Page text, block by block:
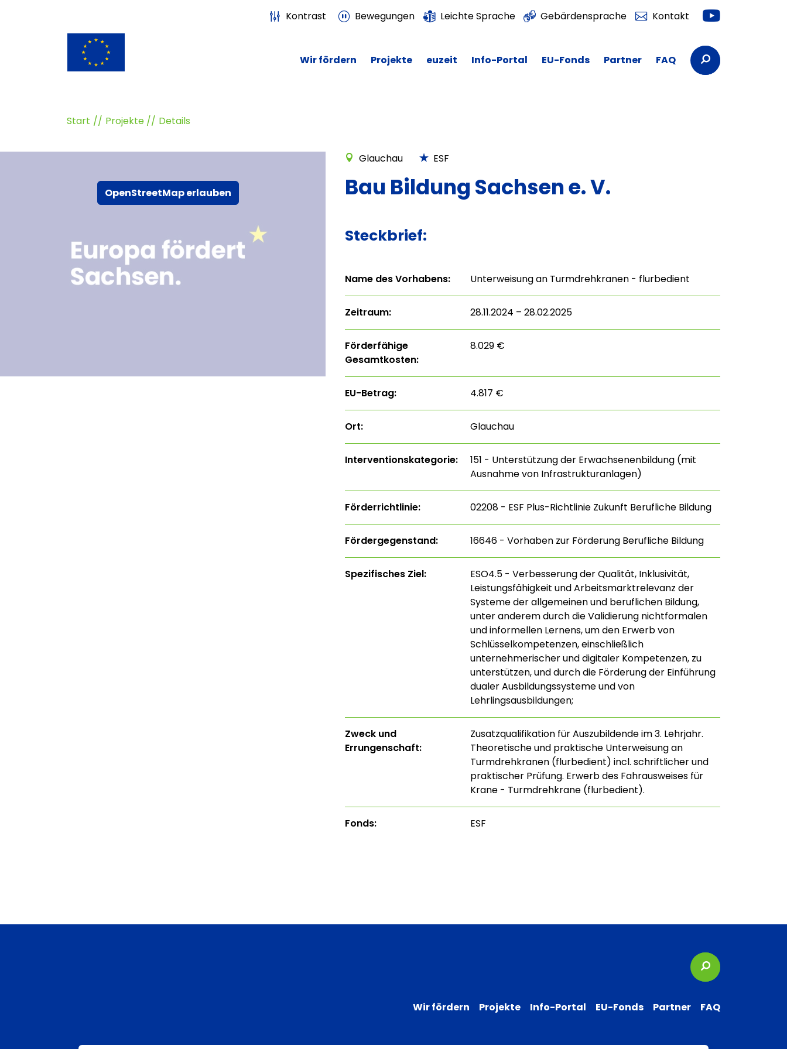
Kontrast Bewegungen Leichte Sprache Gebärdensprache Kontakt Youtube
Wir fördern Projekte euzeit Info-Portal EU-Fonds Partner FAQ Suchbegriffe
Start Projekte Details
OpenStreetMap erlauben
Glauchau ESF
Bau Bildung Sachsen e. V.
Steckbrief:
Name des Vorhabens: Unterweisung an Turmdrehkranen - flurbedient
Zeitraum: 28.11.2024 – 28.02.2025
Förderfähige
Gesamtkosten:
8.029 €
EU-Betrag: 4.817 €
Ort: Glauchau
Interventions­kategorie:
151 - Unterstützung der Erwachsenenbildung (mit
Ausnahme von Infrastrukturanlagen)
Förderrichtlinie: 02208 - ESF Plus-Richtlinie Zukunft Berufliche Bildung
Fördergegenstand: 16646 - Vorhaben zur Förderung Berufliche Bildung
Spezifisches Ziel:
ESO4.5 - Verbesserung der Qualität, Inklusivität,
Leistungsfähigkeit und Arbeitsmarktrelevanz der
Systeme der allgemeinen und beruflichen Bildung,
unter anderem durch die Validierung nichtformalen
und informellen Lernens, um den Erwerb von
Schlüsselkompetenzen, einschließlich
unternehmerischer und digitaler Kompetenzen, zu
unterstützen, und durch die Förderung der Einführung
dualer Ausbildungssysteme und von
Lehrlingsausbildungen;
Zweck und
Errungenschaft:
Zusatzqualifikation für Auszubildende im 3. Lehrjahr.
Theoretische und praktische Unterweisung an
Turmdrehkranen (flurbedient) incl. schriftlicher und
praktischer Prüfung. Erwerb des Fahrausweises für
Krane - Turmdrehkrane (flurbedient).
Fonds: ESF
Suchbegriffe
Wir fördern Projekte Info-Portal EU-Fonds Partner FAQ